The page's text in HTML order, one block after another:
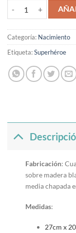
Cuadro natalicio
Categoría: Nacimiento
Etiqueta:Superhéroe
Fabricación:
sobre madera
media chapada
Medidas:
27cm x